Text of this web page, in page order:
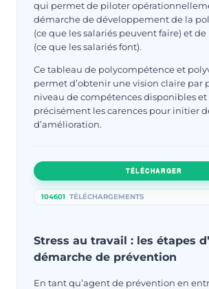
qui permet de piloter
démarche de développement de la
(ce que les salariés peuvent faire) et
(ce que les salariés font).
Ce tableau de polycompétence et
permet d’obtenir une vision claire par
niveau de compétences disponibles et
précisément les carences pour initier
d’amélioration.
TÉLÉCHARGER
104601 TÉLÉCHARGEMENTS
Stress au travail : les étapes
démarche de prévention
En tant qu’agent de prévention en